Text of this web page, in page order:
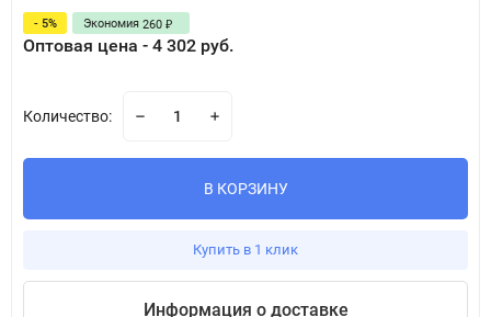
- 5% Экономия 260 ₽
Оптовая цена - 4 302 руб.
Количество:
В КОРЗИНУ
Купить в 1 клик
Информация о доставке